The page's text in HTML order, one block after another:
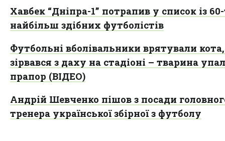
Хавбек “Дніпра-1” потрапив у список із
найбільш здібних футболістів
Футбольні вболівальники врятували
зірвався з даху на стадіоні – тварина
прапор (ВІДЕО)
Андрій Шевченко пішов з посади
тренера української збірної з футболу